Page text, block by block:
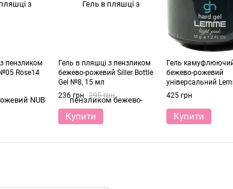
пензликом
Rose14
Гель в пляшці з пензликом
бежево-рожевий Siller Bottle
Gel №8, 15 мл
236 грн
295 грн
Купити
Гель
бежево-рожевий
універсальний
мл
425 грн
Купити